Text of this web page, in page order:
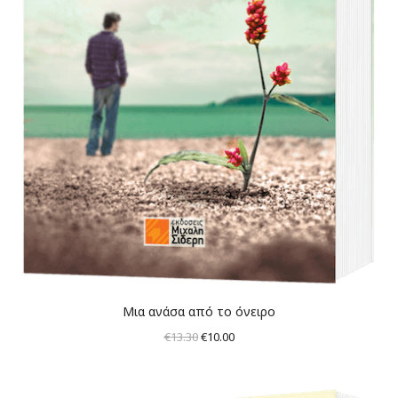
Μια ανάσα από το όνειρο
€13.30Original
€10.00Η